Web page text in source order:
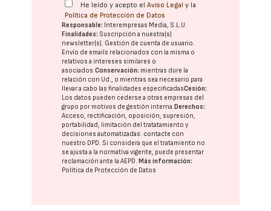
He leído y acepto elAviso Legal y la
Política de Protección de Datos
Responsable: Interempresas Media, S.L.U.
Finalidades: Suscripción a nuestra(s)
newsletter(s). Gestión de cuenta de usuario.
Envío de emails relacionados con la misma o
relativos a intereses similares o
asociados.Conservación: mientras dure la
relación con Ud., o mientras sea necesario para
llevar a cabo las finalidades especificadasCesión:
Los datos pueden cederse a otras empresas del
grupo por motivos de gestión interna. Derechos:
Acceso, rectificación, oposición, supresión,
portabilidad, limitación del tratatamiento y
decisiones automatizadas: contacte con
nuestro DPD. Si considera que el tratamiento no
se ajusta a la normativa vigente, puede presentar
reclamación ante laAEPD. Más información:
Política de Protección de Datos